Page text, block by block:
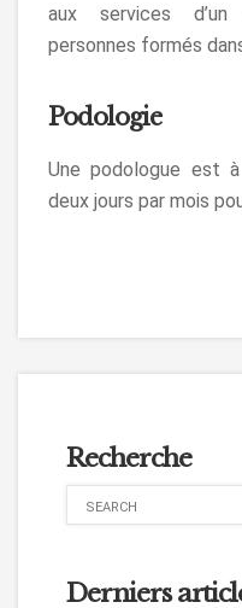
aux services
personnes formés
Podologie
Une podologue est
deux jours par mois
Recherche
Derniers